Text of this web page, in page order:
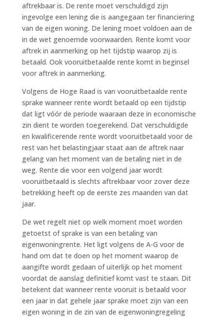
aftrekbaar is. De rente moet verschuldigd zijn
ingevolge een lening die is aangegaan ter financiering
van de eigen woning. De lening moet voldoen aan de
in de wet genoemde voorwaarden. Rente komt voor
aftrek in aanmerking op het tijdstip waarop zij is
betaald. Ook vooruitbetaalde rente komt in beginsel
voor aftrek in aanmerking.
Volgens de Hoge Raad is van vooruitbetaalde rente
sprake wanneer rente wordt betaald op een tijdstip
dat ligt vóór de periode waaraan deze in economische
zin dient te worden toegerekend. Dat verschuldigde
en kwalificerende rente wordt vooruitbetaald voor de
rest van het belastingjaar staat aan de aftrek naar
gelang van het moment van de betaling niet in de
weg. Rente die voor een volgend jaar wordt
vooruitbetaald is slechts aftrekbaar voor zover deze
betrekking heeft op de eerste zes maanden van dat
jaar.
De wet regelt niet op welk moment moet worden
getoetst of sprake is van een betaling van
eigenwoningrente. Het ligt volgens de A-G voor de
hand om dat te doen op het moment waarop de
aangifte wordt gedaan of uiterlijk op het moment
voordat de aanslag definitief komt vast te staan. Dit
betekent dat wanneer rente vooruit is betaald voor
een jaar in dat gehele jaar sprake moet zijn van een
eigen woning in de zin van de eigenwoningregeling